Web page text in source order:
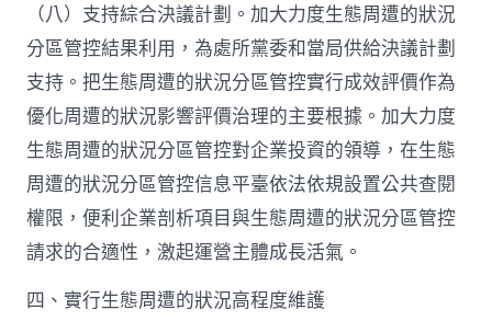
（八）支持綜合決議計劃。加大力度生態周遭的狀況
分區管控結果利用，為處所黨委和當局供給決議計劃
支持。把生態周遭的狀況分區管控實行成效評價作為
優化周遭的狀況影響評價治理的主要根據。加大力度
生態周遭的狀況分區管控對企業投資的領導，在生態
周遭的狀況分區管控信息平臺依法依規設置公共查閱
權限，便利企業剖析項目與生態周遭的狀況分區管控
請求的合適性，激起運營主體成長活氣。
四、實行生態周遭的狀況高程度維護